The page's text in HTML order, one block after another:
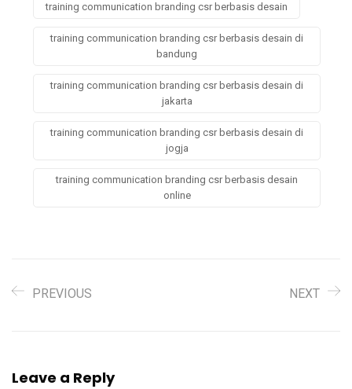
training communication branding csr berbasis desain
training communication branding csr berbasis desain di
bandung
training communication branding csr berbasis desain di
jakarta
training communication branding csr berbasis desain di
jogja
training communication branding csr berbasis desain
online
PREVIOUS NEXT
Leave a Reply